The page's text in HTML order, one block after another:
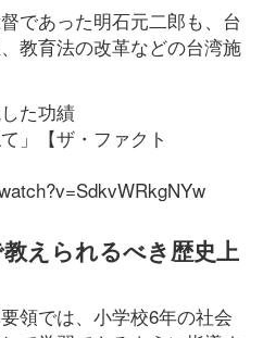
であった明石元二郎も、台
教育法の改革などの台湾施
た功績
」【ザ・ファクト
えられるべき歴史上
領では、小学校6年の社会